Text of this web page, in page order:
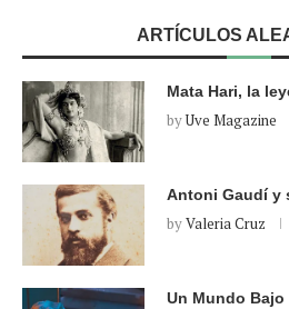
ARTÍCULOS
Mata Hari, la
byUve Magazine
Antoni Gaudí y
byValeria Cruz
Un Mundo Bajo